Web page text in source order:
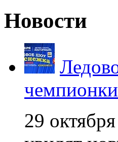
Новости
29